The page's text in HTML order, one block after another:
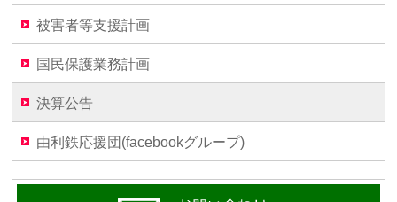
被害者等支援計画
国民保護業務計画
決算公告
由利鉄応援団(facebookグループ)